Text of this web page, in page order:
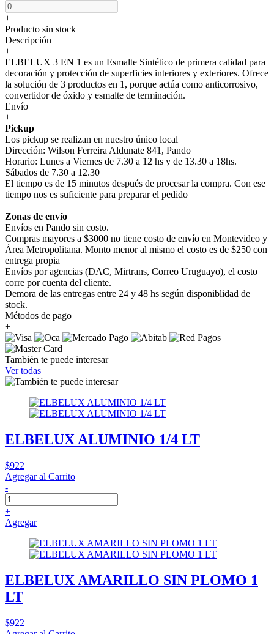
+
Producto sin stock
Descripción
+
ELBELUX 3 EN 1 es un Esmalte Sintético de primera calidad para
decoración y protección de superficies interiores y exteriores. Ofrece
la solución de 3 productos en 1, porque actúa como anticorrosivo,
convertidor de óxido y esmalte de terminación.
Envío
+
Pickup
Los pickup se realizan en nuestro único local
Dirección: Wilson Ferreira Aldunate 841, Pando
Horario: Lunes a Viernes de 7.30 a 12 hs y de 13.30 a 18hs.
Sábados de 7.30 a 12.30
El tiempo es de 15 minutos después de procesar la compra. Con ese
tiempo nos es suficiente para preparar el pedido
Zonas de envío
Envíos en Pando sin costo.
Compras mayores a $3000 no tiene costo de envío en Montevideo y
Área Metropolitana. Monto menor al mismo el costo es de $250 con
entrega propia
Envíos por agencias (DAC, Mirtrans, Correo Uruguayo), el costo
corre por cuenta del cliente.
Demora de las entregas entre 24 y 48 hs según disponiblidad de
stock.
Métodos de pago
+
También te puede interesar
Ver todas
ELBELUX ALUMINIO 1/4 LT
$922
Agregar al Carrito
-
+
Agregar
ELBELUX AMARILLO SIN PLOMO 1
LT
$922